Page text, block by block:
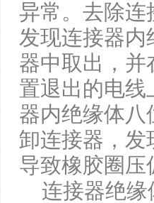
异常。去除连
发现连接器内
器中取出，并
置退出的电线
器内绝缘体八
卸连接器，发
导致橡胶圈压
连接器绝缘